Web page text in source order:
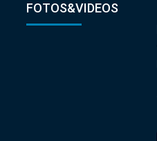
FOTOS&VIDEOS